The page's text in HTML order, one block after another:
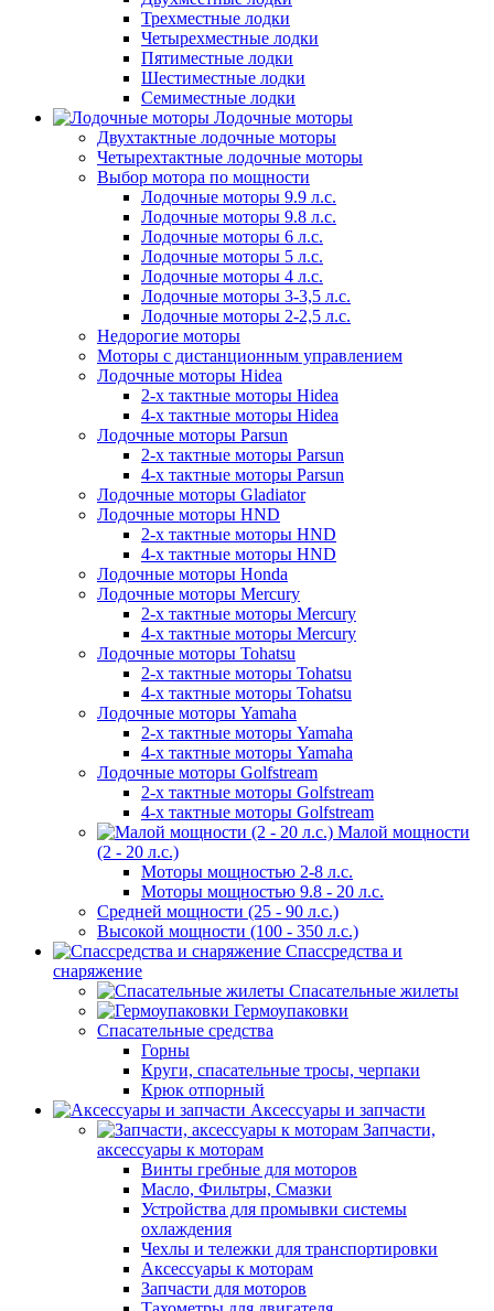
Трехместные лодки
Четырехместные лодки
Пятиместные лодки
Шестиместные лодки
Семиместные лодки
Лодочные моторы
Двухтактные лодочные моторы
Четырехтактные лодочные моторы
Выбор мотора по мощности
Лодочные моторы 9.9 л.с.
Лодочные моторы 9.8 л.с.
Лодочные моторы 6 л.с.
Лодочные моторы 5 л.с.
Лодочные моторы 4 л.с.
Лодочные моторы 3-3,5 л.с.
Лодочные моторы 2-2,5 л.с.
Недорогие моторы
Моторы с дистанционным управлением
Лодочные моторы Hidea
2-х тактные моторы Hidea
4-х тактные моторы Hidea
Лодочные моторы Parsun
2-х тактные моторы Parsun
4-х тактные моторы Parsun
Лодочные моторы Gladiator
Лодочные моторы HND
2-х тактные моторы HND
4-х тактные моторы HND
Лодочные моторы Honda
Лодочные моторы Mercury
2-х тактные моторы Mercury
4-х тактные моторы Mercury
Лодочные моторы Tohatsu
2-х тактные моторы Tohatsu
4-х тактные моторы Tohatsu
Лодочные моторы Yamaha
2-х тактные моторы Yamaha
4-х тактные моторы Yamaha
Лодочные моторы Golfstream
2-х тактные моторы Golfstream
4-х тактные моторы Golfstream
Малой мощности
(2 - 20 л.с.)
Моторы мощностью 2-8 л.с.
Моторы мощностью 9.8 - 20 л.с.
Средней мощности (25 - 90 л.с.)
Высокой мощности (100 - 350 л.с.)
Спассредства и
снаряжение
Спасательные жилеты
Гермоупаковки
Спасательные средства
Горны
Круги, спасательные тросы, черпаки
Крюк отпорный
Аксессуары и запчасти
Запчасти,
аксессуары к моторам
Винты гребные для моторов
Масло, Фильтры, Смазки
Устройства для промывки системы
охлаждения
Чехлы и тележки для транспортировки
Аксессуары к моторам
Запчасти для моторов